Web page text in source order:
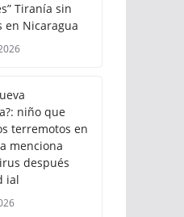
Tiranía sin
en Nicaragua
niño que
terremotos en
menciona
después
ial